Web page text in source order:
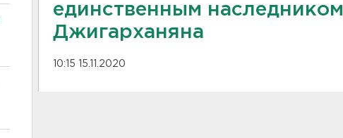
единственным наследником
Джигарханяна
10:15 15.11.2020